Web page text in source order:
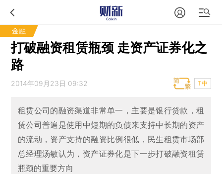
金融
打破融资租赁瓶颈 走资产证券化之
路
2014年09月23日 09:32 T中
租赁公司的融资渠道非常单一，主要是银行贷款，租
赁公司普遍是使用中短期的负债来支持中长期的资产
的流动，资产支持的融资比例很低，民生租赁市场部
总经理汤敏认为，资产证券化是下一步打破融资租赁
瓶颈的重要方向